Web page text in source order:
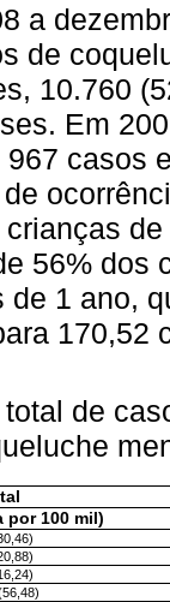
a
de
10.760
Em
casos
56% dos
de 1 ano,
170,52
total de
por 100 mil)